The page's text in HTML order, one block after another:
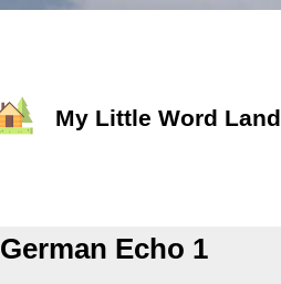
My Little Word Land
German Echo 1